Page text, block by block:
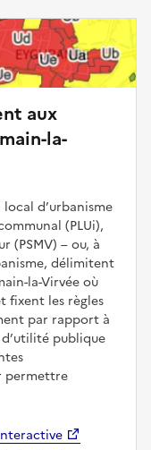
aux
la-
d’urbanisme
(PLUi),
(PSMV) – ou, à
délimitent
la-Virvée où
fixent les règles
par rapport à
publique
permettre